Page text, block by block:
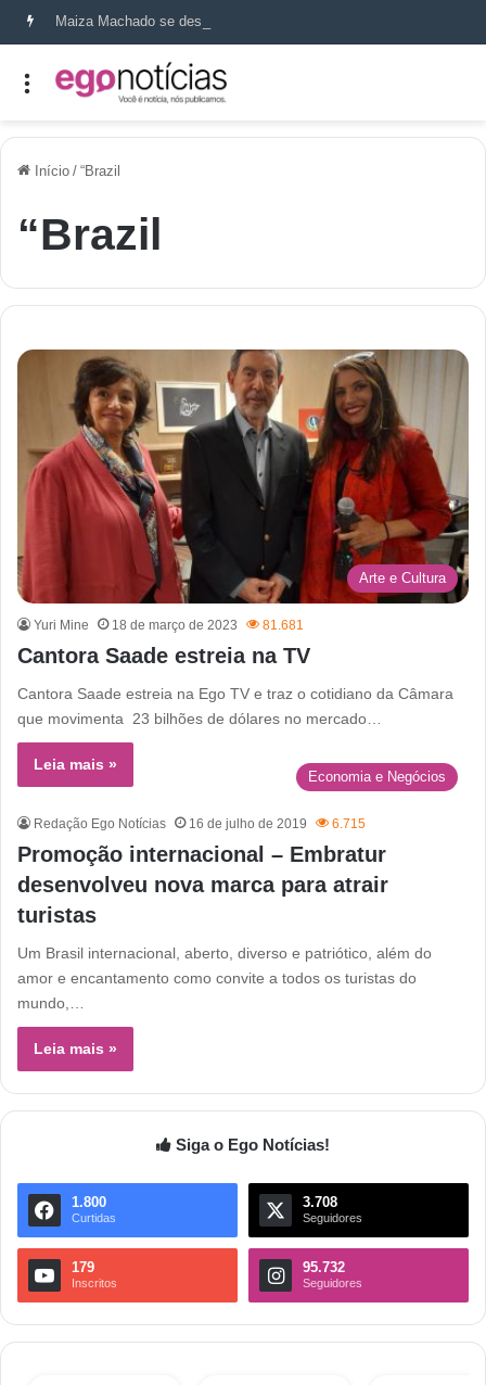
Início / “Brazil
“Brazil
Arte e Cultura
Yuri Mine 18 de março de 2023 81.681
Cantora Saade estreia na TV
Cantora Saade estreia na Ego TV e traz o cotidiano da Câmara
que movimenta 23 bilhões de dólares no mercado…
Leia mais »
Economia e Negócios
Redação Ego Notícias 16 de julho de 2019 6.715
Promoção internacional – Embratur
desenvolveu nova marca para atrair
turistas
Um Brasil internacional, aberto, diverso e patriótico, além do
amor e encantamento como convite a todos os turistas do
mundo,…
Leia mais »
Siga o Ego Notícias!
1.800
Curtidas
3.708
Seguidores
179
Inscritos
95.732
Seguidores